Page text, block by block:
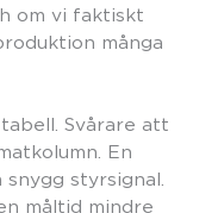
om vi faktiskt
många
Svårare att
En
styrsignal.
måltid mindre